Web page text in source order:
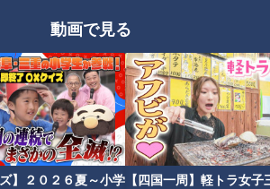
動画で見る
】２０２６夏～小学【四国一周】軽トラ女子
りした動
な動物園
2022年11月オープンのジブリパ
ーク！ 巨大ハウルの城、もの
のけの里！新情報がぞくぞく公
開！